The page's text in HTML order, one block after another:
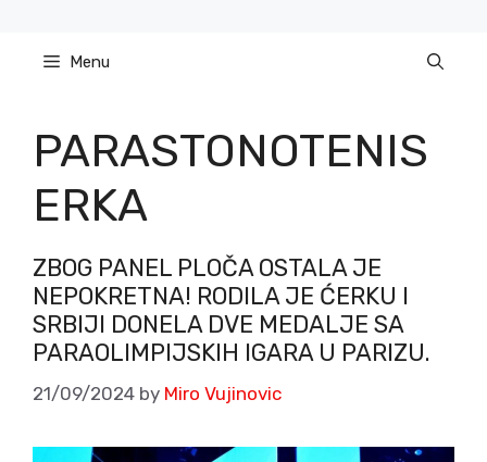
content Menu
PARASTONOTENIS
ERKA
ZBOG PANEL PLOČA OSTALA JE
NEPOKRETNA! RODILA JE ĆERKU I
SRBIJI DONELA DVE MEDALJE SA
PARAOLIMPIJSKIH IGARA U PARIZU.
21/09/2024 by Miro Vujinovic